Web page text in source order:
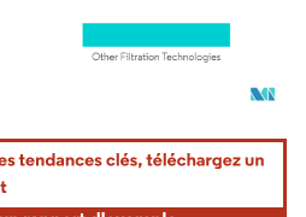
nécessite une attribution sous CC BY